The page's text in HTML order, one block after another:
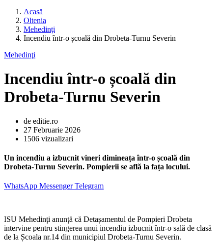
Acasă
Oltenia
Mehedinţi
Incendiu într-o școală din Drobeta-Turnu Severin
Mehedinţi
Incendiu într-o școală din
Drobeta-Turnu Severin
de editie.ro
27 Februarie 2026
1506 vizualizari
Un incendiu a izbucnit vineri dimineața într-o școală din
Drobeta-Turnu Severin. Pompierii se află la fața locului.
WhatsApp MessengerTelegram
ISU Mehedinți anunță că Detașamentul de Pompieri Drobeta
intervine pentru stingerea unui incendiu izbucnit într-o sală de clasă
de la Școala nr.14 din municipiul Drobeta-Turnu Severin.